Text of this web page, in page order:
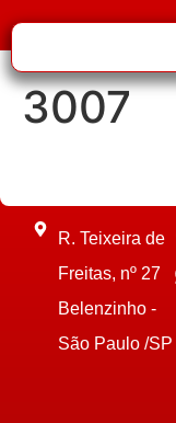
3007
R. Teixeira de
Freitas, nº 27
Belenzinho -
São Paulo /SP